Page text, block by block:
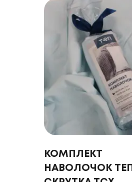
КОМПЛЕКТ
НАВОЛОЧОК ТЕП